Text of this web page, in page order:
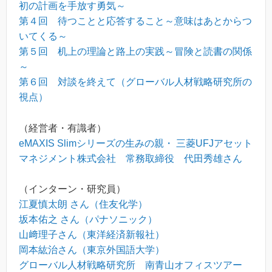
初の計画を手放す勇気～
第４回 待つことと応答すること～意味はあとからつ
いてくる～
第５回 机上の理論と路上の実践～冒険と読書の関係
～
第６回 対談を終えて（グローバル人材戦略研究所の
視点）
（経営者・有識者）
eMAXIS Slimシリーズの生みの親・ 三菱UFJアセット
マネジメント株式会社 常務取締役 代田秀雄さん
（インターン・研究員）
江夏慎太朗 さん（住友化学）
坂本佑之 さん（パナソニック）
山﨑理子さん（東洋経済新報社）
岡本紘治さん（東京外国語大学）
グローバル人材戦略研究所 南青山オフィスツアー